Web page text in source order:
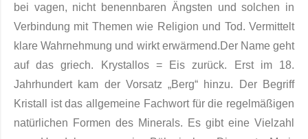
bei vagen, nicht benennbaren Ängsten und solchen in
Verbindung mit Themen wie Religion und Tod. Vermittelt
klare Wahrnehmung und wirkt erwärmend.Der Name geht
auf das griech. Krystallos = Eis zurück. Erst im 18.
Jahrhundert kam der Vorsatz „Berg“ hinzu. Der Begriff
Kristall ist das allgemeine Fachwort für die regelmäßigen
natürlichen For­men des Mi­nerals. Es gibt eine Viel­zahl